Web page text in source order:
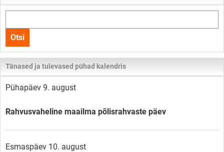
kogu
lehelt
Otsi
Tänased ja tulevased pühad kalendris
Pühapäev 9. august
Rahvusvaheline maailma põlisrahvaste päev
Esmaspäev 10. august